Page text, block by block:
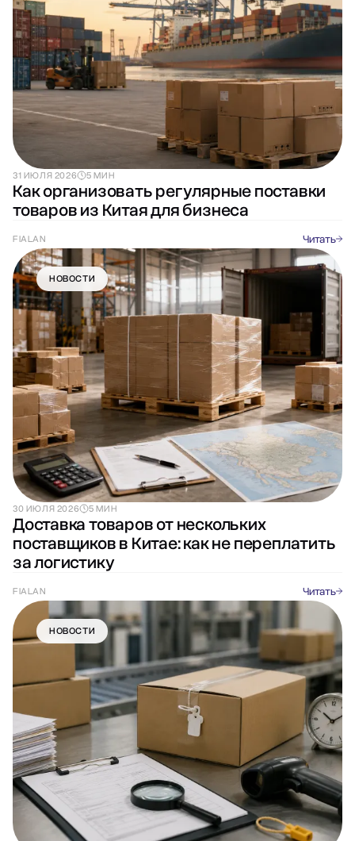
31 ИЮЛЯ 2026 5 МИН
Как организовать регулярные поставки
товаров из Китая для бизнеса
FIALAN Читать
НОВОСТИ
30 ИЮЛЯ 2026 5 МИН
Доставка товаров от нескольких
поставщиков в Китае: как не переплатить
за логистику
FIALAN Читать
НОВОСТИ